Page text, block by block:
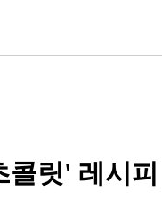
릿' 레시피